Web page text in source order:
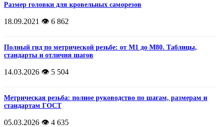
Размер головки для кровельных саморезов
18.09.2021 👁️ 6 862
Полный гид по метрической резьбе: от М1 до М80. Таблицы,
стандарты и отличия шагов
14.03.2026 👁️ 5 504
Метрическая резьба: полное руководство по шагам, размерам и
стандартам ГОСТ
05.03.2026 👁️ 4 635